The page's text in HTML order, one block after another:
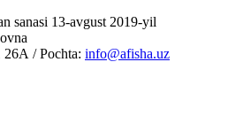
sanasi 13-avgust 2019-yil
26А / Pochta: info@afisha.uz